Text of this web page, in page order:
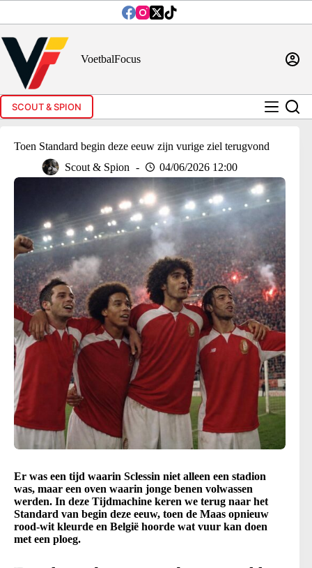
inhoud
VoetbalFocus
SCOUT & SPION
Toen Standard begin deze eeuw zijn vurige ziel terugvond
Scout & Spion
04/06/2026 12:00
Er was een tijd waarin Sclessin niet alleen een stadion
was, maar een oven waarin jonge benen volwassen
werden. In deze Tijdmachine keren we terug naar het
Standard van begin deze eeuw, toen de Maas opnieuw
rood-wit kleurde en België hoorde wat vuur kan doen
met een ploeg.